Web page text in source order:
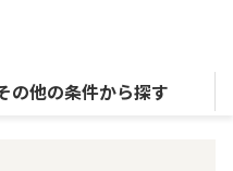
の他の条件から探す